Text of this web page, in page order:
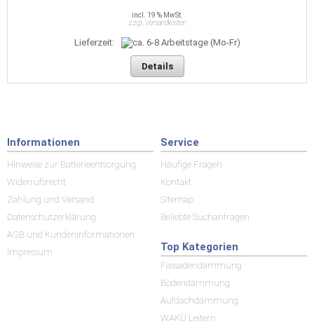
incl. 19 % MwSt.
zzgl. Versandkosten
Lieferzeit:
Details
Informationen
Hinweise zur Batterieentsorgung
Widerrufsrecht
Zahlung und Versand
Datenschutzerklärung
AGB und Kundeninformationen
Impressum
Service
Häufige Fragen
Kontakt
Sitemap
Beliebte Suchanfragen
Top Kategorien
Fassadendämmung
Bodendämmung
Aufdachdämmung
WAKÜ Leitern